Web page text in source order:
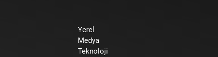
Yerel
Medya
Teknoloji